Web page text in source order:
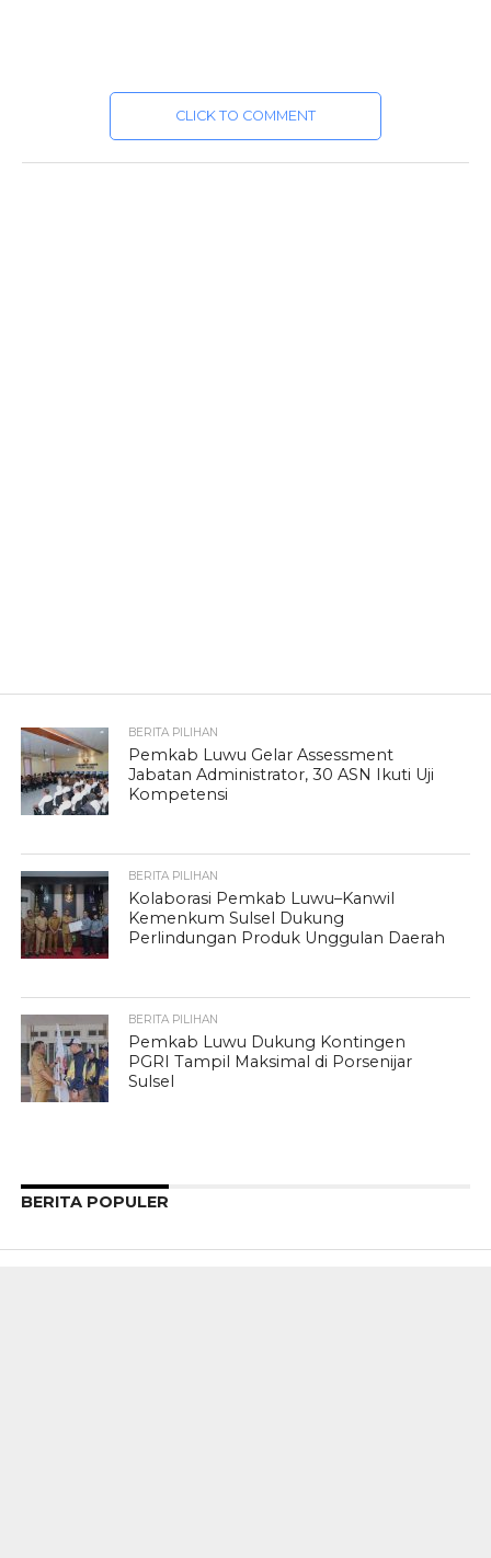
CLICK TO COMMENT
BERITA PILIHAN
Pemkab Luwu Gelar Assessment
Jabatan Administrator, 30 ASN Ikuti Uji
Kompetensi
BERITA PILIHAN
Kolaborasi Pemkab Luwu–Kanwil
Kemenkum Sulsel Dukung
Perlindungan Produk Unggulan Daerah
BERITA PILIHAN
Pemkab Luwu Dukung Kontingen
PGRI Tampil Maksimal di Porsenijar
Sulsel
BERITA POPULER